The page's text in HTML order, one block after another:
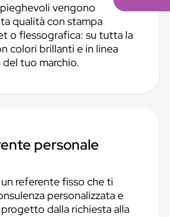
vengono
qualità con stampa
o flessografica: su tutta la
colori brillanti e in linea
tuo marchio.
personale
referente fisso che ti
personalizzata e
dalla richiesta alla